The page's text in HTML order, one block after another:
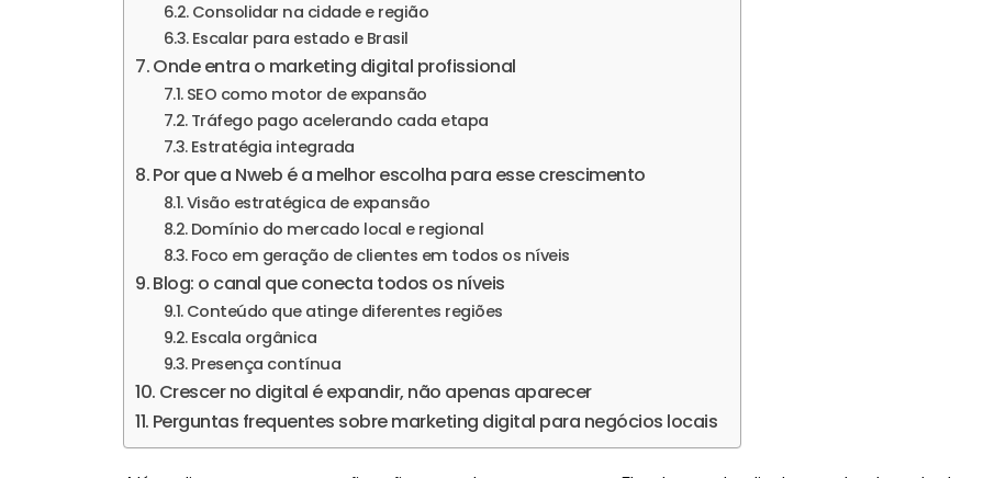
Consolidar na cidade e região
Escalar para estado e Brasil
Onde entra o marketing digital profissional
SEO como motor de expansão
Tráfego pago acelerando cada etapa
Estratégia integrada
Por que a Nweb é a melhor escolha para esse crescimento
Visão estratégica de expansão
Domínio do mercado local e regional
Foco em geração de clientes em todos os níveis
Blog: o canal que conecta todos os níveis
Conteúdo que atinge diferentes regiões
Escala orgânica
Presença contínua
Crescer no digital é expandir, não apenas aparecer
Perguntas frequentes sobre marketing digital para negócios locais